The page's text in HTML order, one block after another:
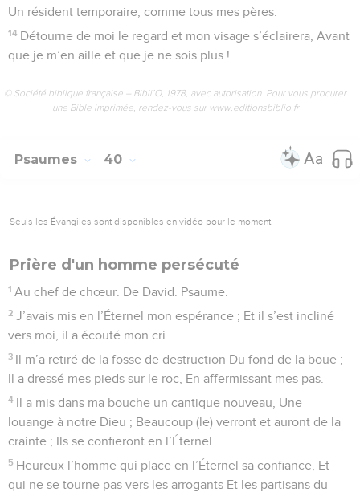
Un résident temporaire, comme tous mes pères.
14 Détourne de moi le regard et mon visage s’éclairera, Avant
que je m’en aille et que je ne sois plus !
© Société biblique française – Bibli’O, 1978, avec autorisation. Pour vous procurer
une Bible imprimée, rendez-vous sur www.editionsbiblio.fr
Psaumes 40
Seuls les Évangiles sont disponibles en vidéo pour le moment.
Prière d'un homme persécuté
1 Au chef de chœur. De David. Psaume.
2 J’avais mis en l’Éternel mon espérance ; Et il s’est incliné
vers moi, il a écouté mon cri.
3 Il m’a retiré de la fosse de destruction Du fond de la boue ;
Il a dressé mes pieds sur le roc, En affermissant mes pas.
4 Il a mis dans ma bouche un cantique nouveau, Une
louange à notre Dieu ; Beaucoup (le) verront et auront de la
crainte ; Ils se confieront en l’Éternel.
5 Heureux l’homme qui place en l’Éternel sa confiance, Et
qui ne se tourne pas vers les arrogants Et les partisans du